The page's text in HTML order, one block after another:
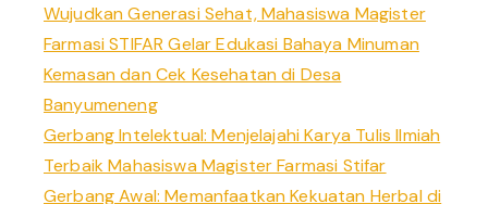
Wujudkan Generasi Sehat, Mahasiswa Magister
Farmasi STIFAR Gelar Edukasi Bahaya Minuman
Kemasan dan Cek Kesehatan di Desa
Banyumeneng
Gerbang Intelektual: Menjelajahi Karya Tulis Ilmiah
Terbaik Mahasiswa Magister Farmasi Stifar
Gerbang Awal: Memanfaatkan Kekuatan Herbal di